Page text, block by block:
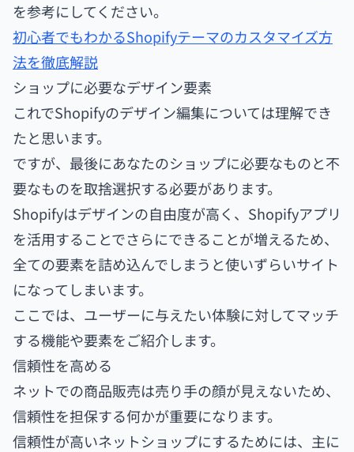
を参考にしてください。
初心者でもわかるShopifyテーマのカスタマイズ方
法を徹底解説
ショップに必要なデザイン要素
これでShopifyのデザイン編集については理解でき
たと思います。
ですが、最後にあなたのショップに必要なものと不
要なものを取捨選択する必要があります。
Shopifyはデザインの自由度が高く、Shopifyアプリ
を活用することでさらにできることが増えるため、
全ての要素を詰め込んでしまうと使いずらいサイト
になってしまいます。
ここでは、ユーザーに与えたい体験に対してマッチ
する機能や要素をご紹介します。
信頼性を高める
ネットでの商品販売は売り手の顔が見えないため、
信頼性を担保する何かが重要になります。
信頼性が高いネットショップにするためには、主に